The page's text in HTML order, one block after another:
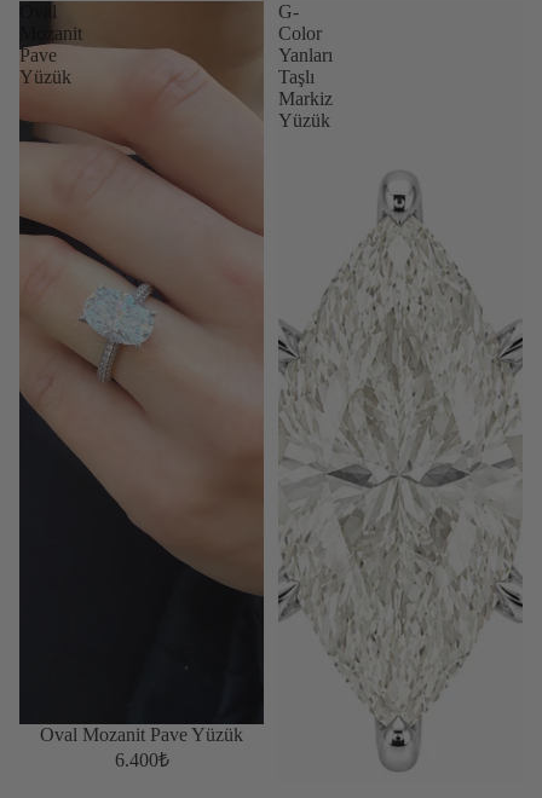
Oval
Mozanit
Pave
Yüzük
Oval Mozanit Pave Yüzük
6.400₺
G-
Color
Yanları
Taşlı
Markiz
Yüzük